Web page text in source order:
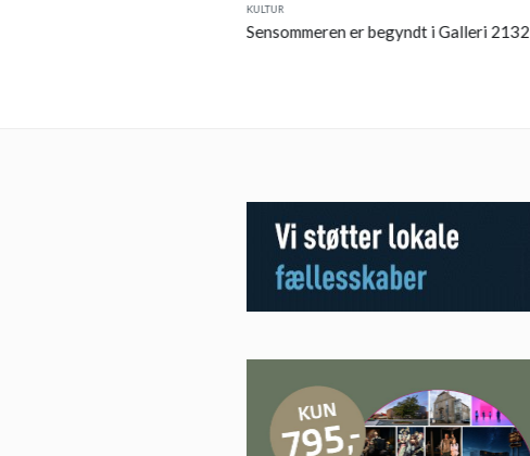
KULTUR
Sensommeren er begyndt i Galleri 2132